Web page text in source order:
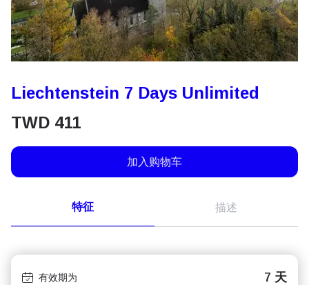
Liechtenstein 7 Days Unlimited
TWD 411
加入购物车
特征 描述
有效期为 7 天